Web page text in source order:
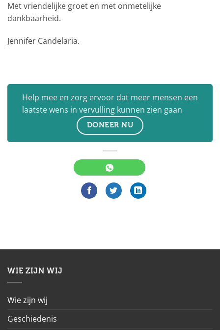
Met vriendelijke groet en met onmetelijke
dankbaarheid.
Jennifer Candelaria.
Help mee en zorg ervoor dat meer mensen een
laatste wens in vervulling kunnen zien gaan
DONEER NU
WIE ZIJN WIJ
Wie zijn wij
Geschiedenis